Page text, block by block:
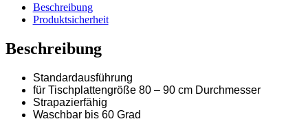
Beschreibung
Produktsicherheit
Beschreibung
Standardausführung
für Tischplattengröße 80 – 90 cm Durchmesser
Strapazierfähig
Waschbar bis 60 Grad